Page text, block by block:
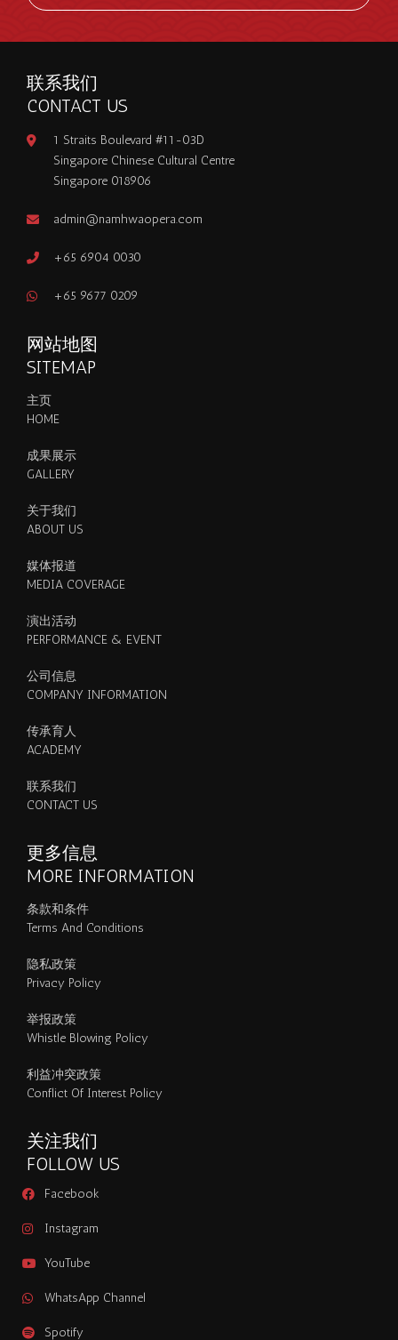
联系我们
CONTACT US
1 Straits Boulevard #11-03D
Singapore Chinese Cultural Centre
Singapore 018906
admin@namhwaopera.com
+65 6904 0030
+65 9677 0209
网站地图
SITEMAP
主页
HOME
成果展示
GALLERY
关于我们
ABOUT US
媒体报道
MEDIA COVERAGE
演出活动
PERFORMANCE & EVENT
公司信息
COMPANY INFORMATION
传承育人
ACADEMY
联系我们
CONTACT US
更多信息
MORE INFORMATION
条款和条件
Terms And Conditions
隐私政策
Privacy Policy
举报政策
Whistle Blowing Policy
利益冲突政策
Conflict Of Interest Policy
关注我们
FOLLOW US
Facebook
Instagram
YouTube
WhatsApp Channel
Spotify